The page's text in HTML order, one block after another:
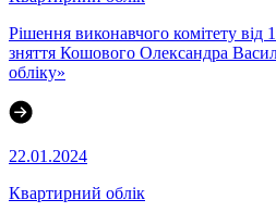
Рішення виконавчого комітету
зняття Кошового Олександра
обліку»
22.01.2024
Квартирний облік